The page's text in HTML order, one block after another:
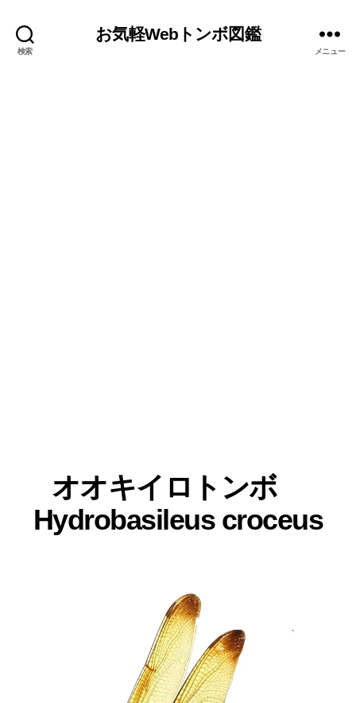
検索
お気軽Webトンボ図鑑
メニュー
オオキイロトンボ
Hydrobasileus croceus